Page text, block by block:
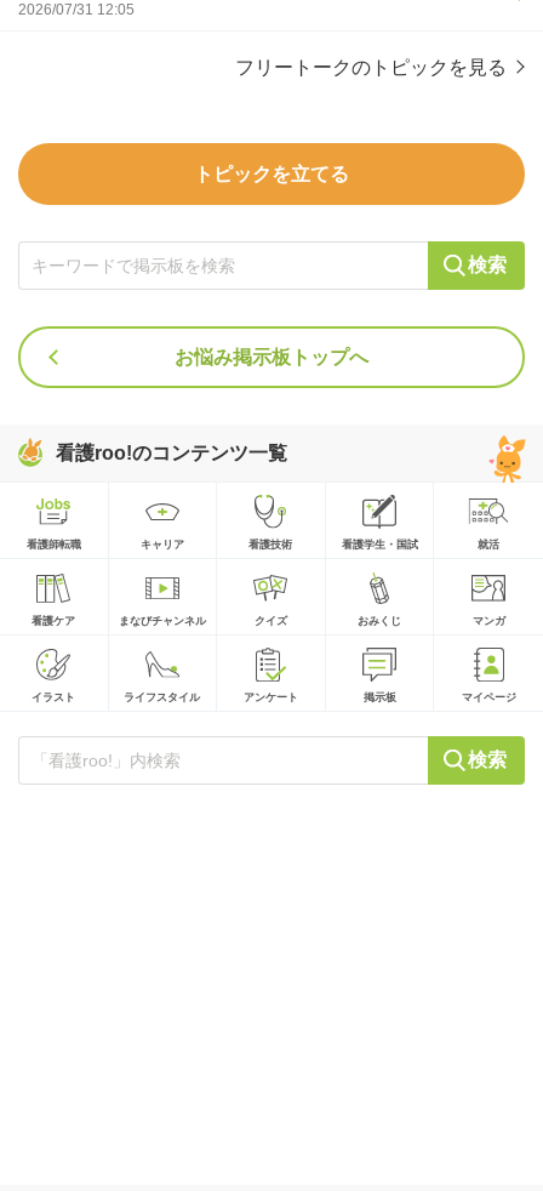
2026/07/31 12:05
フリートークのトピックを見る
トピックを立てる
検索
お悩み掲示板トップへ
看護roo!のコンテンツ一覧
看護師転職 キャリア 看護技術 看護学生・国試 就活
看護ケア まなびチャンネル クイズ おみくじ マンガ
イラスト ライフスタイル アンケート 掲示板 マイページ
検索